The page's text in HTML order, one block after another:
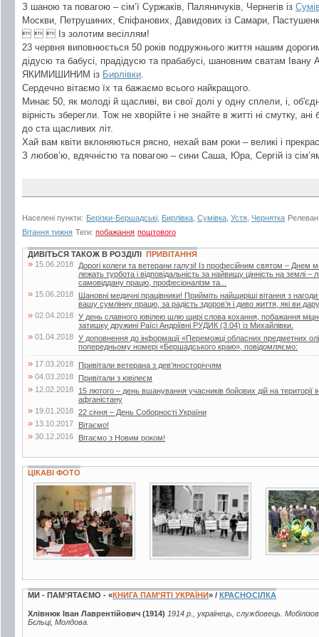
З шаною та повагою – сім’ї Суржаків, Паляничуків, Чернегів із
Москви, Петрушиних, Єпіфанових, Давидових із Самари,
   Із золотим весіллям!
23 червня виповнюється 50 років подружнього життя нашим
дідусю та бабусі, прадідусю та прабабусі, шановним сватам Івану
ЯКИМИШИНИМ із Бирлівки
Сердечно вітаємо їх та бажаємо всього найкращого.
Минає 50, як молоді й щасливі, ви свої долі у одну сплели, і,
вірність зберегли. Тож не хворійте і не знайте в житті ні смутку,
до ста щасливих літ.
Хай вам квіти вклоняються рясно, нехай вам роки – великі і
З любов’ю, вдячністю та повагою – сини Саша, Юра, Сергій із
Населені пункти: Берізки-Бершадські Бирлівка Сумівка Устя Чернятка
Вітання тижня Теги: побажання поштового
ДИВІТЬСЯ ТАКОЖ В РОЗДІЛІ ПРИВІТАННЯ
» 15.06.2018
Дорогі колеги та ветерани галузі! Із професійним святом –
лежать турбота і відповідальність за найвищу цінність на землі
самовіддану працю, професіоналізм та...
» 15.06.2018
Шановні медичні працівники! Прийміть найщиріші вітання з
вашу сумлінну працю, за радість здоров’я і диво життя, які ви
» 02.04.2018 У день славного ювілею шлю щирі слова кохання, побажання
затишку дружині Раїсі Андріївні РУДИК (3.04) із Михайлівки.
» 01.04.2018 У доповнення до інформації «Переможці обласних предметних
попередньому номері «Бершадського краю», повідомляємо:
» 17.03.2018 Привітали ветерана з дев’яносторіччям
» 04.03.2018 Привітали з ювілеєм
» 12.02.2018
15 лютого – день вшанування учасників бойових дій на території
афганістану
» 19.01.2018 22 січня – День Соборності України
» 13.10.2017 Вітаємо!
» 30.12.2016 Вітаємо з Новим роком!
ЦІКАВІ ФОТО
3 фото 2 фото
13 фото
МИ - ПАМ’ЯТАЄМО - «КНИГА ПАМ’ЯТІ УКРАЇНИ» / КРАСНОСІЛКА
Хлівнюк Іван Лаврентійович (1914) 1914 р., українець, службовець.
Бєльці, Молдова.